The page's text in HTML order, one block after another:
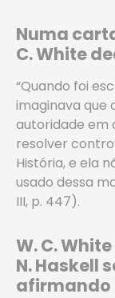
Numa
C. White
“Quando foi
imaginava que
autoridade em
resolver
História, e ela
usado dessa
III, p. 447).
W. C.
N. Haskell
afirmando